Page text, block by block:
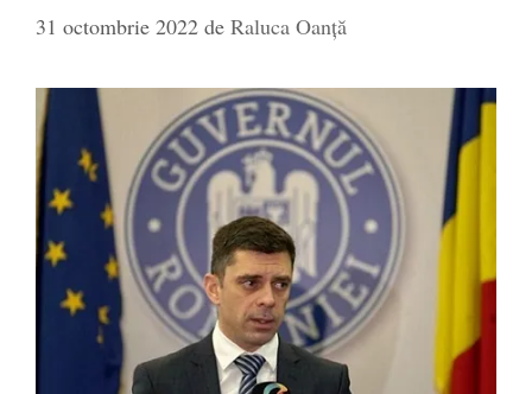
31 octombrie 2022 de Raluca Oanță